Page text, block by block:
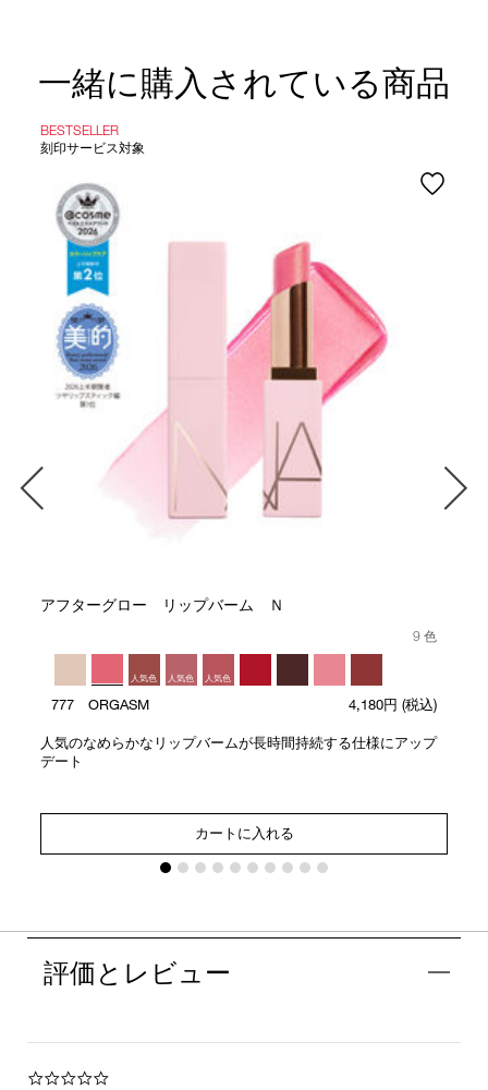
一緒に購入されている商品
BESTSELLER
刻印サービス対象
アフターグロー リップバーム Ｎ
9 色
人気色 人気色 人気色
777 ORGASM 4,180円 (税込)
人気のなめらかなリップバームが長時間持続する仕様にアップ
デート
カートに入れる
評価とレビュー
0.0